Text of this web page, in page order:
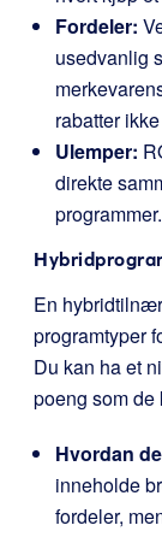
Fordeler:
usedvanlig
rabatter
Ulemper:
direkte
programmer.
En
programtyper
Du kan ha et
poeng som de
Hvordan
inneholde
fordeler,